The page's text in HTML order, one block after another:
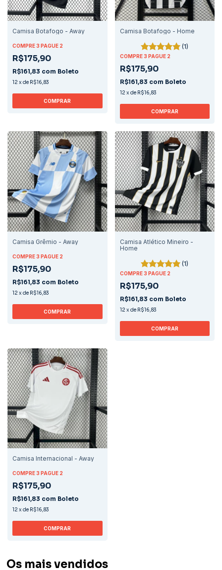
Camisa Botafogo - Away
COMPRE 3 PAGUE 2
R$175,90
R$161,83 com Boleto
12 xde R$16,83
COMPRAR
Camisa Botafogo - Home
(1)
COMPRE 3 PAGUE 2
R$175,90
R$161,83 com Boleto
12 xde R$16,83
COMPRAR
Camisa Grêmio - Away
COMPRE 3 PAGUE 2
R$175,90
R$161,83 com Boleto
12 x de R$16,83
COMPRAR
Camisa Atlético Mineiro -
Home
(1)
COMPRE 3 PAGUE 2
R$175,90
R$161,83 com Boleto
12 x de R$16,83
COMPRAR
Camisa Internacional - Away
COMPRE 3 PAGUE 2
R$175,90
R$161,83 com Boleto
12 xde R$16,83
COMPRAR
Os mais vendidos